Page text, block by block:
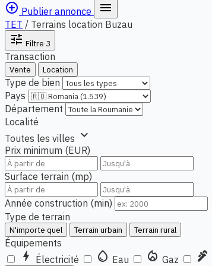
add_circle_outline Publier annonce menu
TET / Terrains location Buzau
tune Filtre 3
Transaction
Vente Location
Type de bien
Pays
Département
Localité
Toutes les villes expand_more
Prix minimum (EUR)
Surface terrain (mp)
Année construction (min)
Type de terrain
N'importe quel Terrain urbain Terrain rural
Équipements
bolt Électricité water_drop Eau local_fire_department Gaz plumbing